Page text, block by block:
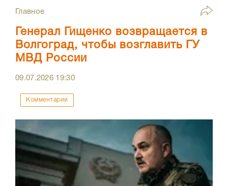
Главное
Генерал Гищенко возвращается в
Волгоград, чтобы возглавить ГУ
МВД России
09.07.2026 19:30
Комментарии